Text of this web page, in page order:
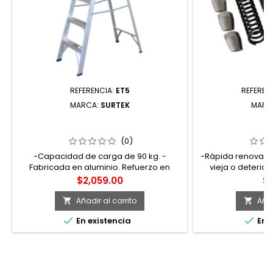
REFERENCIA: ET5
MARCA: SURTEK
PELDAÑOS SURTEK
(0)
-Capacidad de carga de 90 kg. -
Fabricada en aluminio. Refuerzo en
peldaño interior para mayor resistencia.
-Bandeja y tapas plásticas. Tacones
antiderrapantes. -Amplia instancia entre
escalones. Escalones con mayor
resistencia y sistema antiderrapante
mejorado. -Tirantes de seguridad para
Precio
$2,059.00
 Añadir al carrito
 En existencia
-Rápida
vieja o
Menos
de remplazar,

 En